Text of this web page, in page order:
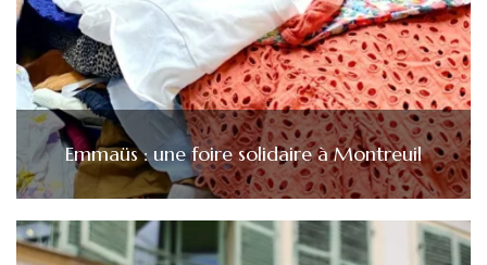
Emmaüs : une foire solidaire à Montreuil